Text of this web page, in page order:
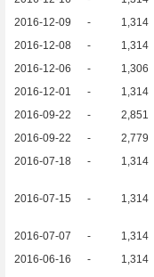
2016-12-09
- 1,314
2016-12-08
- 1,314
2016-12-06
- 1,306
2016-12-01
- 1,314
2016-09-22
- 2,851
2016-09-22
- 2,779
2016-07-18
- 1,314
2016-07-15
- 1,314
2016-07-07
- 1,314
2016-06-16
- 1,314